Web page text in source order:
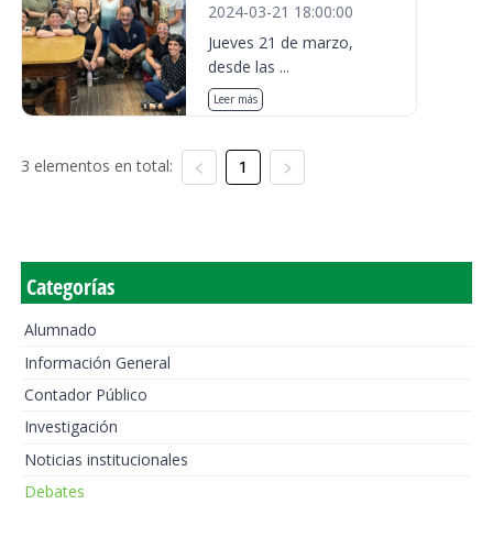
2024-03-21 18:00:00
Jueves 21 de marzo,
desde las ...
Leer más
3 elementos en total: 1
Categorías
Alumnado
Información General
Contador Público
Investigación
Noticias institucionales
Debates